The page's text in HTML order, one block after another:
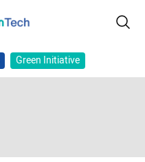
Green Initiative